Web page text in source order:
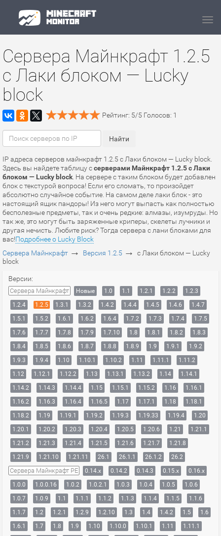
Сервера Майнкрафт 1.2.5
с Лаки блоком — Lucky
block
Рейтинг: 5/5 Голосов: 1
IP адреса серверов майнкрафт 1.2.5 с Лаки блоком — Lucky block.
Здесь вы найдете таблицу ссерверами Майнкрафт 1.2.5 с Лаки
блоком — Lucky block . На сервере с таким блоком будет добавлен
блок с текстурой вопроса! Если его сломать, то произойдет
абсолютно случайное событие. На самом деле лаки блок - это
настоящий ящик пандоры! Из него могут выпасть как полностью
бесполезные предметы, так и очень редкие: алмазы, изумруды. Но
так же, это могут быть заряженные криперы, скелеты лучники и
другая нечисть. Любите риск? Тогда сервера с лани блоками для
вас!Подробнее о Lucky Block
Сервера Майнкрафт → Версия 1.2.5 →
с Лаки блоком — Lucky
block
Версии:
Сервера Майнкрафт Новые 1.0 1.1 1.2.1 1.2.2
1.2.3
1.2.4
1.2.5 1.3.1 1.3.2 1.4.2 1.4.4 1.4.5 1.4.6
1.4.7
1.5.1
1.5.2 1.6.1 1.6.2 1.6.4 1.7.2 1.7.3 1.7.4
1.7.5
1.7.6
1.7.7 1.7.8 1.7.9 1.7.10 1.8 1.8.1 1.8.2
1.8.3
1.8.4
1.8.5 1.8.6 1.8.7 1.8.8 1.8.9 1.9 1.9.1
1.9.2
1.9.3
1.9.4 1.10 1.10.1 1.10.2 1.11 1.11.1
1.11.2
1.12
1.12.1 1.12.2 1.13 1.13.1 1.13.2 1.14
1.14.1
1.14.2
1.14.3 1.14.4 1.15 1.15.1 1.15.2 1.16
1.16.1
1.16.2
1.16.3 1.16.4 1.16.5 1.17 1.17.1 1.18
1.18.1
1.18.2
1.19 1.19.1 1.19.2 1.19.3 1.19.33 1.19.4
1.20
1.20.1
1.20.2 1.20.3 1.20.4 1.20.5 1.20.6 1.21
1.21.1
1.21.2
1.21.3 1.21.4 1.21.5 1.21.6 1.21.7
1.21.8
1.21.9
1.21.10 1.21.11 26.1 26.1.1 26.1.2 26.2
Сервера Майнкрафт PE 0.14.x 0.14.2 0.14.3 0.15.x
0.16.x
1.0.0
1.0.0.16 1.0.2 1.0.2.1 1.0.3 1.0.4 1.0.5
1.0.6
1.0.7
1.0.9 1.1 1.1.1 1.1.2 1.1.3 1.1.4 1.1.5
1.1.6
1.1.7
1.2 1.2.1 1.2.9 1.2.10 1.3 1.4 1.4.2 1.5
1.6
1.6.1
1.7 1.8 1.9 1.10 1.10.0 1.10.1 1.11
1.11.1